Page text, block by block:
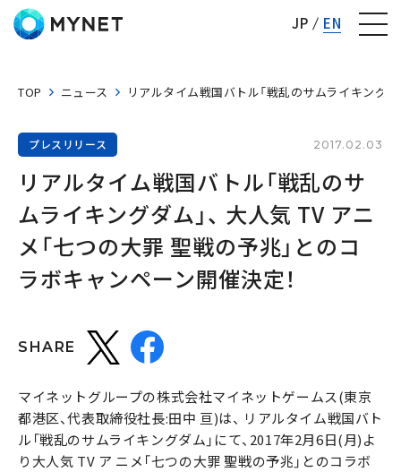
JP EN
TOP ニュース リアルタイム戦国バトル「戦乱のサムライキング
プレスリリース 2017.02.03
リアルタイム戦国バトル「戦乱のサ
ムライキングダム」、 大人気 TV アニ
メ「七つの大罪 聖戦の予兆」とのコ
ラボキャンペーン開催決定！
SHARE
マイネットグループの株式会社マイネットゲームス(東京
都港区、代表取締役社長:田中 亘)は、 リアルタイム戦国バト
ル「戦乱のサムライキングダム」にて、2017年2月6日(月)よ
り大人気 TV ア ニメ「七つの大罪 聖戦の予兆」とのコラボ